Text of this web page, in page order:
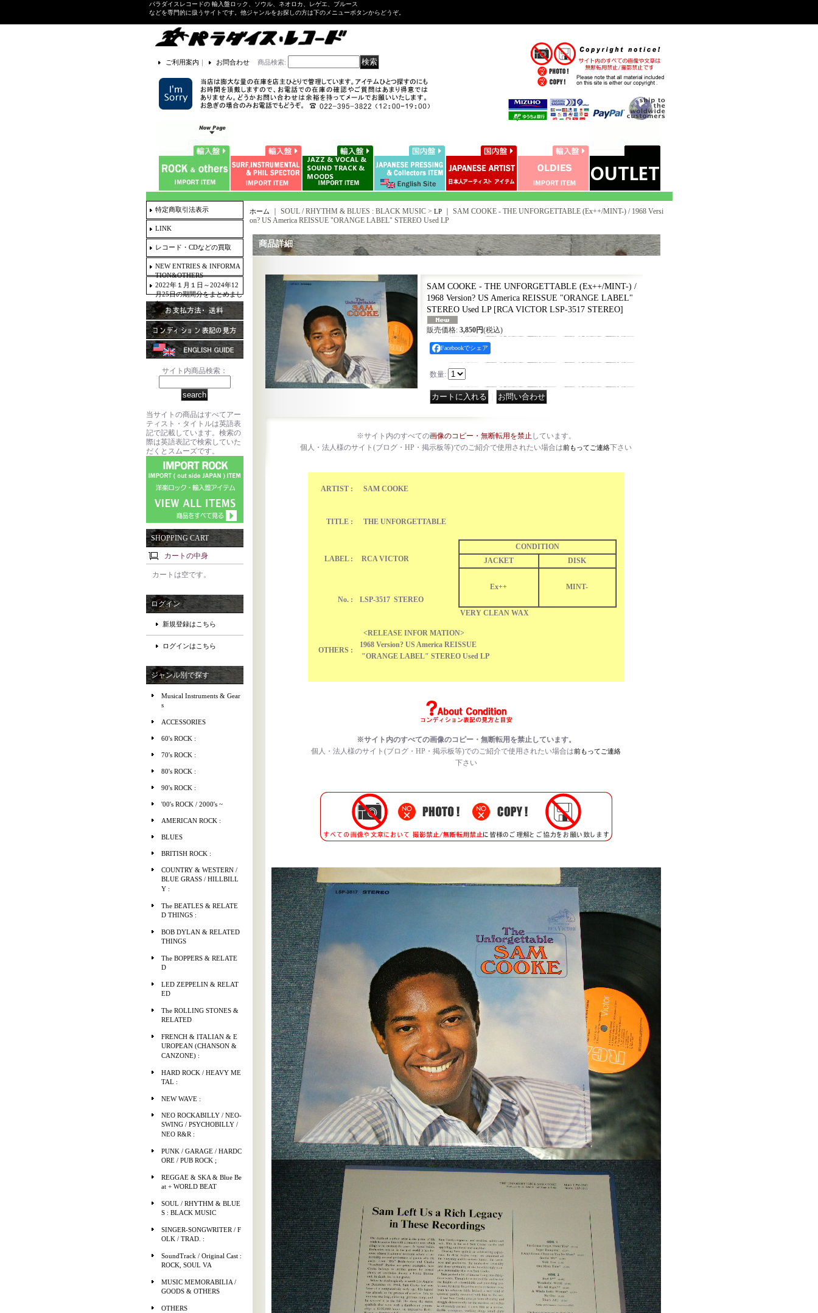
パラダイスレコードの 輸入盤ロック、ソウル、ネオロカ、レゲエ、ブルース
などを専門的に扱うサイトです。他ジャンルをお探しの方は下のメニューボタンからどうぞ。
ご利用案内 ｜ お問合わせ 商品検索:
特定商取引法表示
LINK
レコード・CDなどの買取
NEW ENTRIES & INFORMA
TION&OTHERS
2022年１月１日～2024年12
月25日の期間分をまとめまし
た。
サイト内商品検索：
当サイトの商品はすべてアー
ティスト・タイトルは英語表
記で記載しています。検索の
際は英語表記で検索していた
だくとスムーズです。
SHOPPING CART
カートの中身
カートは空です。
ログイン
新規登録はこちら
ログインはこちら
ジャンル別で探す
Musical Instruments & Gear
s
ACCESSORIES
60's ROCK :
70's ROCK :
80's ROCK :
90's ROCK :
'00's ROCK / 2000's ~
AMERICAN ROCK :
BLUES
BRITISH ROCK :
COUNTRY & WESTERN /
BLUE GRASS / HILLBILL
Y :
The BEATLES & RELATE
D THINGS :
BOB DYLAN & RELATED
THINGS
The BOPPERS & RELATE
D
LED ZEPPELIN & RELAT
ED
The ROLLING STONES &
RELATED
FRENCH & ITALIAN & E
UROPEAN (CHANSON &
CANZONE) :
HARD ROCK / HEAVY ME
TAL :
NEW WAVE :
NEO ROCKABILLY / NEO-
SWING / PSYCHOBILLY /
NEO R&R :
PUNK / GARAGE / HARDC
ORE / PUB ROCK ;
REGGAE & SKA & Blue Be
at + WORLD BEAT
SOUL / RHYTHM & BLUE
S : BLACK MUSIC
SINGER-SONGWRITER / F
OLK / TRAD. :
SoundTrack / Original Cast :
ROCK, SOUL VA
MUSIC MEMORABILIA /
GOODS & OTHERS
OTHERS
ホーム ｜ SOUL / RHYTHM & BLUES : BLACK MUSIC > LP
SAM COOKE - THE UNFORGETTABLE (Ex++/MINT-) / 1968 Versi
on? US America REISSUE "ORANGE LABEL" STEREO Used LP
商品詳細
SAM COOKE - THE UNFORGETTABLE (Ex++/MINT-) /
1968 Version? US America REISSUE "ORANGE LABEL"
STEREO Used LP [RCA VICTOR LSP-3517 STEREO]
販売価格: 3,850円(税込)
Facebookでシェア
数量:
※サイト内のすべての画像のコピー・無断転用を禁止 しています。
個人・法人様のサイト(ブログ・HP・掲示板等)でのご紹介で使用されたい場合は前もってご連絡下さい
ARTIST : SAM COOKE
TITLE : THE UNFORGETTABLE
LABEL : RCA VICTOR
CONDITION
JACKET
DISK
Ex++ MINT-
VERY CLEAN WAX
No. : LSP-3517 STEREO
OTHERS :
<RELEASE INFOR MATION>
1968 Version? US America REISSUE
"ORANGE LABEL" STEREO Used LP
※サイト内のすべての画像のコピー・無断転用を禁止しています。
個人・法人様のサイト(ブログ・HP・掲示板等)でのご紹介で使用されたい場合は前もってご連絡
下さい